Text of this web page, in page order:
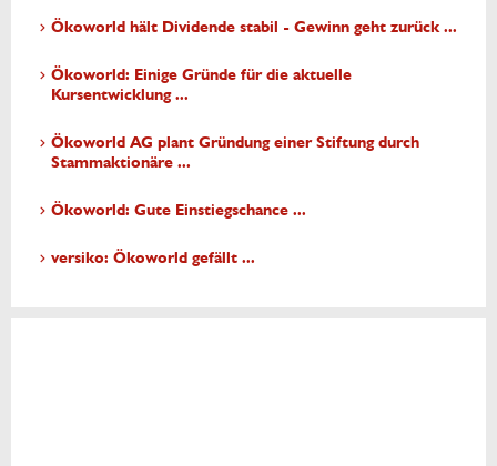
Ökoworld hält Dividende stabil - Gewinn geht zurück ...
Ökoworld: Einige Gründe für die aktuelle
Kursentwicklung ...
Ökoworld AG plant Gründung einer Stiftung durch
Stammaktionäre ...
Ökoworld: Gute Einstiegschance ...
versiko: Ökoworld gefällt ...